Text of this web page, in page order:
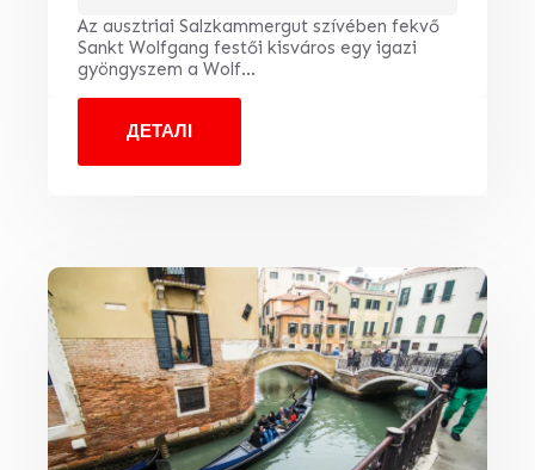
Az ausztriai Salzkammergut szívében fekvő
Sankt Wolfgang festői kisváros egy igazi
gyöngyszem a Wolf...
ДЕТАЛІ